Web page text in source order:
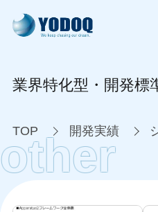
業界特化型・開発標
other
TOP 開発実績